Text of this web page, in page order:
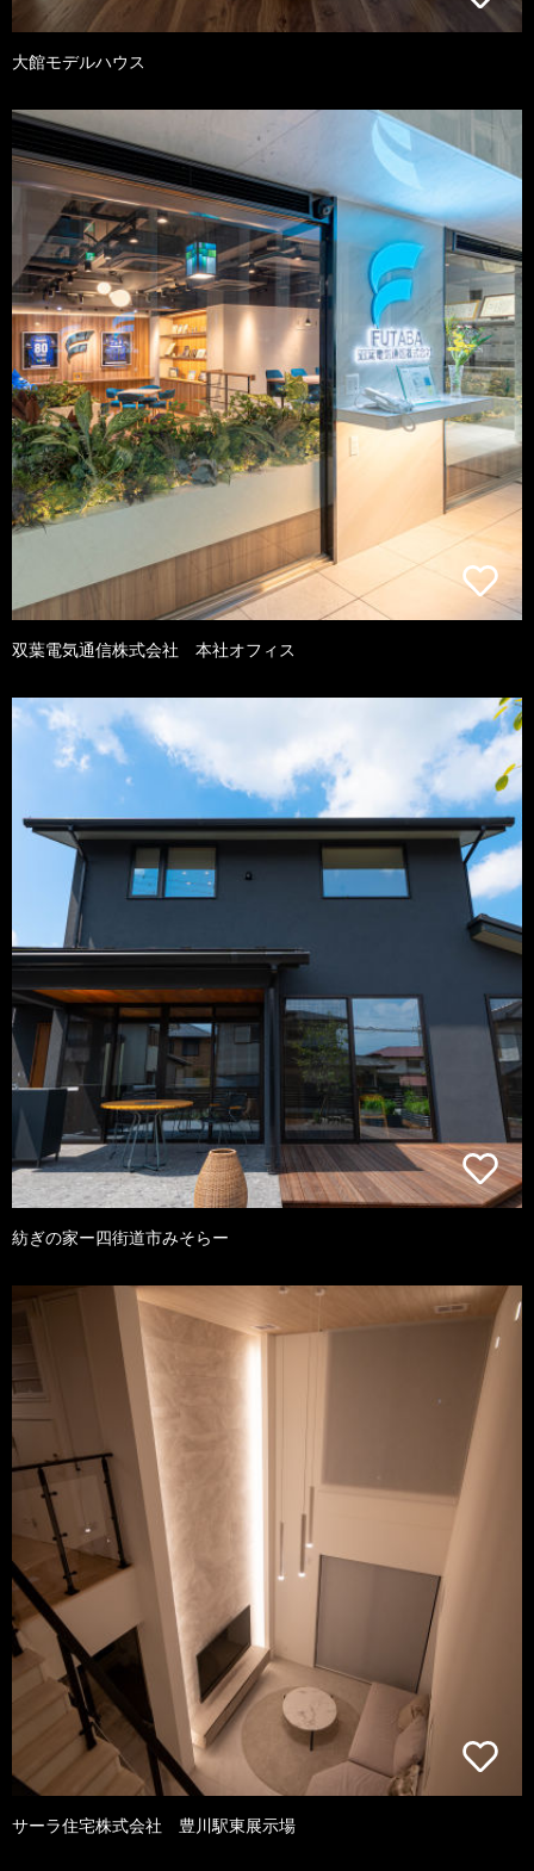
大館モデルハウス
双葉電気通信株式会社 本社オフィス
紡ぎの家ー四街道市みそらー
サーラ住宅株式会社 豊川駅東展示場